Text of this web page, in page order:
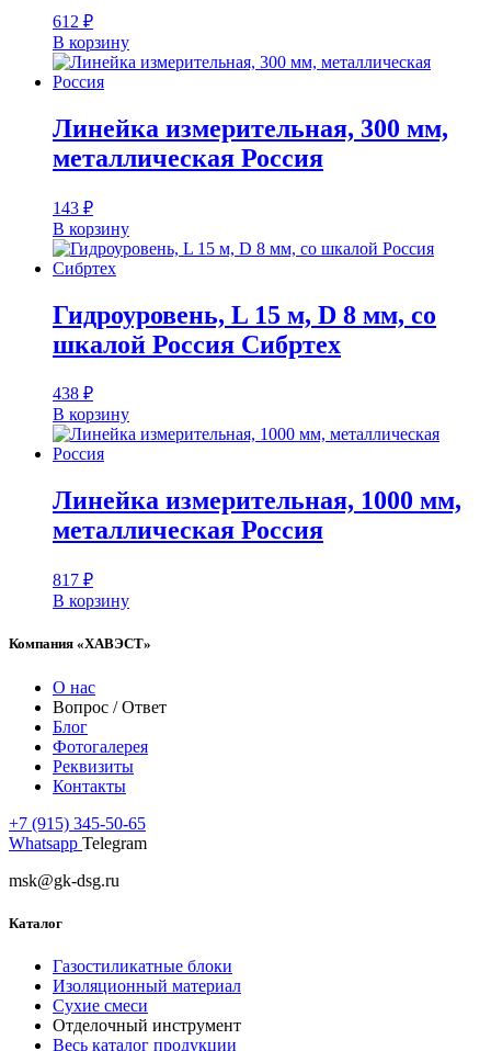
612 ₽
В корзину
Линейка измерительная, 300 мм,
металлическая Россия
143 ₽
В корзину
Гидроуровень, L 15 м, D 8 мм, со
шкалой Россия Сибртех
438 ₽
В корзину
Линейка измерительная, 1000 мм,
металлическая Россия
817 ₽
В корзину
Компания «ХАВЭСТ»
О нас
Вопрос / Ответ
Блог
Фотогалерея
Реквизиты
Контакты
+7 (915) 345-50-65
Whatsapp Telegram
msk@gk-dsg.ru
Каталог
Газостиликатные блоки
Изоляционный материал
Сухие смеси
Отделочный инструмент
Весь каталог продукции